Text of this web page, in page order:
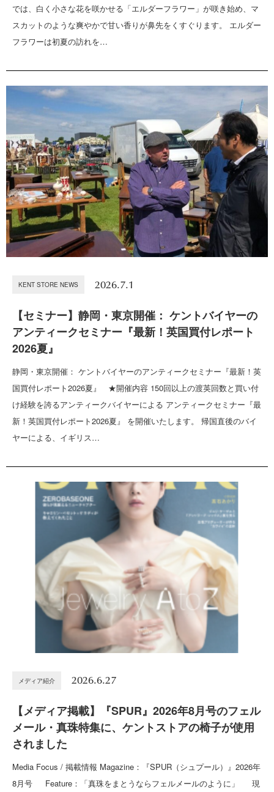
では、白く小さな花を咲かせる「エルダーフラワー」が咲き始め、マ
スカットのような爽やかで甘い香りが鼻先をくすぐります。 エルダー
フラワーは初夏の訪れを…
KENT STORE NEWS 2026.7.1
【セミナー】静岡・東京開催： ケントバイヤーの
アンティークセミナー『最新！英国買付レポート
2026夏』
静岡・東京開催： ケントバイヤーのアンティークセミナー『最新！英
国買付レポート2026夏』 ★開催内容 150回以上の渡英回数と買い付
け経験を誇るアンティークバイヤーによる アンティークセミナー『最
新！英国買付レポート2026夏』 を開催いたします。 帰国直後のバイ
ヤーによる、イギリス…
メディア紹介 2026.6.27
【メディア掲載】『SPUR』2026年8月号のフェル
メール・真珠特集に、ケントストアの椅子が使用
されました
Media Focus / 掲載情報 Magazine：『SPUR（シュプール）』2026年
8月号 Feature：「真珠をまとうならフェルメールのように」 現